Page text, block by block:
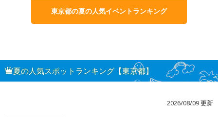
東京都の夏の人気イベントランキング
夏の人気スポットランキング【東京都】
2026/08/09 更新